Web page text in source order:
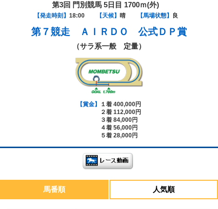
第3回 門別競馬 5日目 1700ｍ(外)
【発走時刻】 18:00 【天候】 晴 【馬場状態】 良
第７競走 ＡＩＲＤＯ 公式ＤＰ賞
（サラ系一般 定量）
【賞金】
１着 400,000円
２着 112,000円
３着 84,000円
４着 56,000円
５着 28,000円
馬番順 人気順